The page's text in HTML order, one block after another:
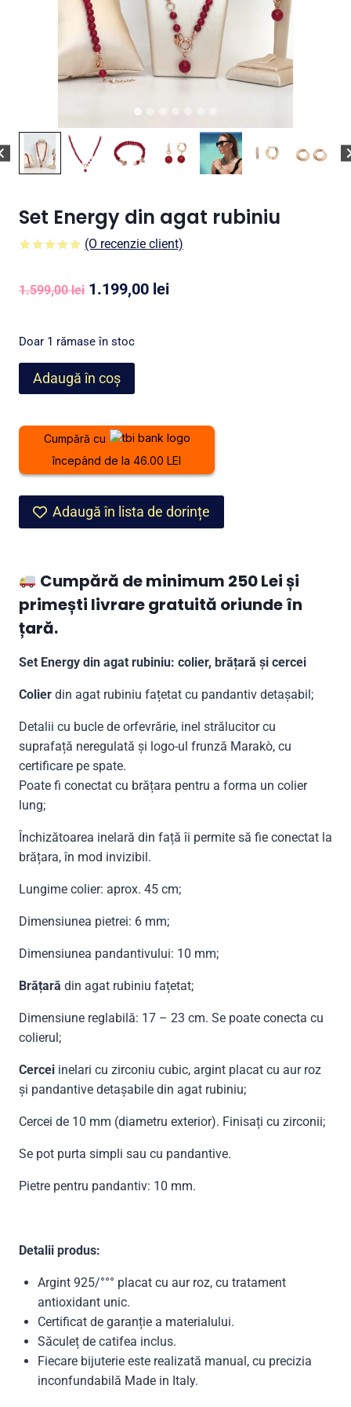
Set Energy din agat rubiniu
evaluare a
clientului
(O recenzie client)
1.599,00lei Prețul
a
fost:
1.599,00 lei.
1.199,00 leiPrețul
Doar 1 rămase în stoc
Cantitate
Set
din
rubiniu
Adaugă în coș
Cumpără cu
începând de la 46.00 LEI
Adaugă în lista de dorințe
Cumpără de minimum 250 Lei și
primești livrare gratuită oriunde în
țară.
Set Energy din agat rubiniu: colier, brățară și cercei
Colier din agat rubiniu fațetat cu pandantiv detașabil;
Detalii cu bucle de orfevrărie, inel strălucitor cu
suprafață neregulată și logo-ul frunză Marakò, cu
certificare pe spate.
Poate fi conectat cu brățara pentru a forma un colier
lung;
Închizătoarea inelară din față îi permite să fie conectat la
brățara, în mod invizibil.
Lungime colier: aprox. 45 cm;
Dimensiunea pietrei: 6 mm;
Dimensiunea pandantivului: 10 mm;
Brățară din agat rubiniu fațetat;
Dimensiune reglabilă: 17 – 23 cm. Se poate conecta cu
colierul;
Cercei inelari cu zirconiu cubic, argint placat cu aur roz
și pandantive detașabile din agat rubiniu;
Cercei de 10 mm (diametru exterior). Finisați cu zirconii;
Se pot purta simpli sau cu pandantive.
Pietre pentru pandantiv: 10 mm.
Detalii produs:
Argint 925/°°° placat cu aur roz, cu tratament
antioxidant unic.
Certificat de garanție a materialului.
Săculeț de catifea inclus.
Fiecare bijuterie este realizată manual, cu precizia
inconfundabilă Made in Italy.